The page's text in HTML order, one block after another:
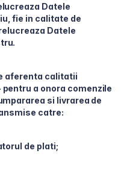
Datele
fie in calitate de
Datele
aferenta calitatii
a onora comenzile
si livrarea de
catre:
de plati;